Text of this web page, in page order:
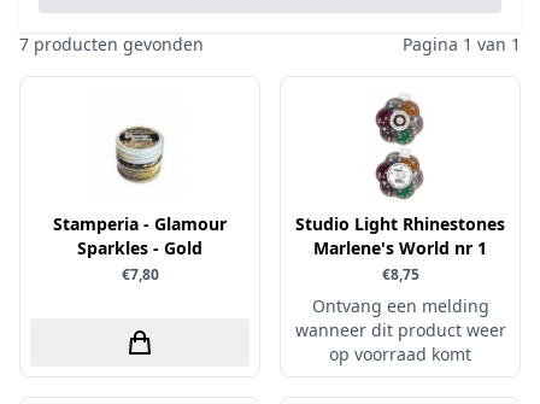
Parels
Ponsen
Rub-On
Sparkles
Speciaalpapier
Stencil
Disney
Dotty Design
Dress My Craft
Dutch Doobadoo
Elizabeth craft designs
Fairybells
Inktpad
Inktstift
Kraaltjes
Linnenkarton - basis
Mixed media
Oplegkaartjes
Pakketten
7 producten gevonden Pagina 1 van 1
Stamperia - Glamour
Sparkles - Gold
€7,80
Studio Light Rhinestones
Marlene's World nr 1
€8,75
Ontvang een melding
wanneer dit product weer
op voorraad komt